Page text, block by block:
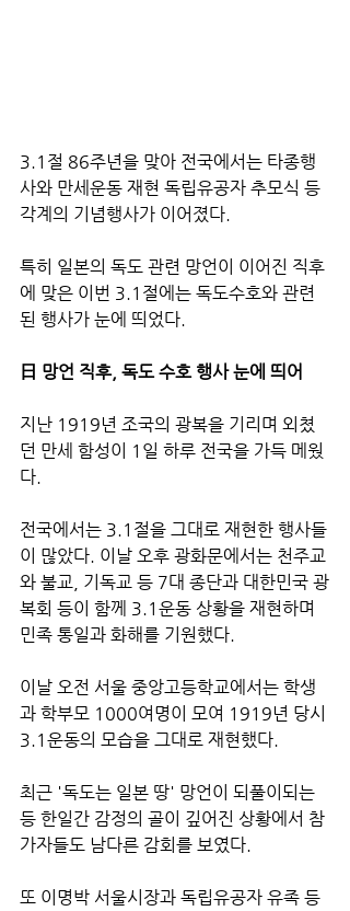
3.1절 86주년을 맞아 전국에서는 타종행
사와 만세운동 재현 독립유공자 추모식 등
각계의 기념행사가 이어졌다.
특히 일본의 독도 관련 망언이 이어진 직후
에 맞은 이번 3.1절에는 독도수호와 관련
된 행사가 눈에 띄었다.
日 망언 직후, 독도 수호 행사 눈에 띄어
지난 1919년 조국의 광복을 기리며 외쳤
던 만세 함성이 1일 하루 전국을 가득 메웠
다.
전국에서는 3.1절을 그대로 재현한 행사들
이 많았다. 이날 오후 광화문에서는 천주교
와 불교, 기독교 등 7대 종단과 대한민국 광
복회 등이 함께 3.1운동 상황을 재현하며
민족 통일과 화해를 기원했다.
이날 오전 서울 중앙고등학교에서는 학생
과 학부모 1000여명이 모여 1919년 당시
3.1운동의 모습을 그대로 재현했다.
최근 '독도는 일본 땅' 망언이 되풀이되는
등 한일간 감정의 골이 깊어진 상황에서 참
가자들도 남다른 감회를 보였다.
또 이명박 서울시장과 독립유공자 유족 등